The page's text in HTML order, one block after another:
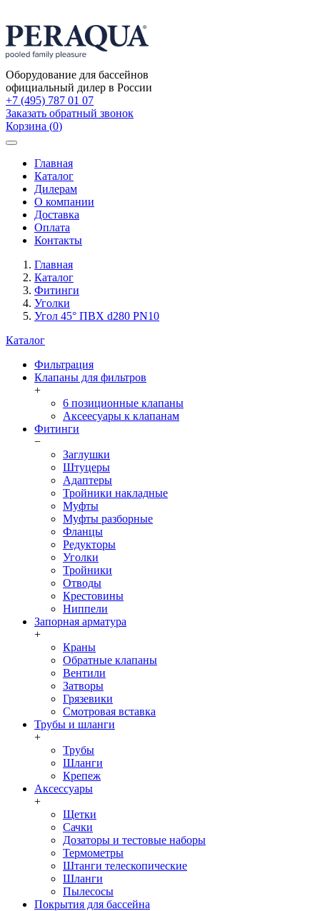
Оборудование для бассейнов
официальный дилер в России
+7 (495) 787 01 07
Заказать обратный звонок
Корзина (0)
Toggle
navigationГлавная
Каталог
Дилерам
О компании
Доставка
Оплата
Контакты
Главная
Каталог
Фитинги
Уголки
Угол 45° ПВХ d280 PN10
Каталог
Фильтрация
Клапаны для фильтров
+
6 позиционные клапаны
Аксеесуары к клапанам
Фитинги
−
Заглушки
Штуцеры
Адаптеры
Тройники накладные
Муфты
Муфты разборные
Фланцы
Редукторы
Уголки
Тройники
Отводы
Крестовины
Ниппели
Запорная арматура
+
Краны
Обратные клапаны
Вентили
Затворы
Грязевики
Смотровая вставка
Трубы и шланги
+
Трубы
Шланги
Крепеж
Аксессуары
+
Щетки
Сачки
Дозаторы и тестовые наборы
Термометры
Штанги телескопические
Шланги
Пылесосы
Покрытия для бассейна